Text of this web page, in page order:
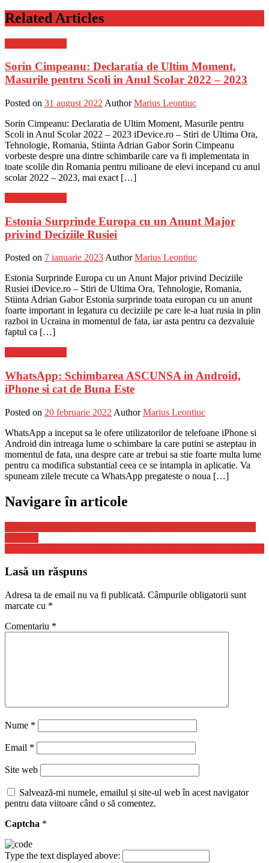
Related Articles
Sorin Cimpeanu: Declaratia de Ultim Moment,
Masurile pentru Scoli in Anul Scolar 2022 – 2023
Posted on 31 august 2022 Author Marius Leontiuc
Sorin Cimpeanu: Declaratia de Ultim Moment, Masurile pentru
Scoli in Anul Scolar 2022 – 2023 iDevice.ro – Stiri de Ultima Ora,
Tehnologie, Romania, Stiinta Adrian Gabor Sorin Cimpeanu
vorbeste despre una dintre schimbarile care va fi implementata in
toate scolile din Romania pentru milioane de elevi incepand cu anul
scolar 2022 – 2023, mai exact […]
Estonia Surprinde Europa cu un Anunt Major
privind Deciziile Rusiei
Posted on 7 ianuarie 2023Author Marius Leontiuc
Estonia Surprinde Europa cu un Anunt Major privind Deciziile
Rusiei iDevice.ro – Stiri de Ultima Ora, Tehnologie, Romania,
Stiinta Adrian Gabor Estonia surprinde toata europan cu un anunt
foarte important in legatura cu deciziile pe care le-a luat rusia in plin
razboi in Ucraina in momentul de fata, iar asta pentru ca dezvaluie
faptul ca […]
WhatsApp: Schimbarea ASCUNSA in Android,
iPhone si cat de Buna Este
Posted on 20 februarie 2022 Author Marius Leontiuc
WhatsApp a inceput sa le ofere utilizatorilor de telefoane iPhone si
Android din intreaga lume o schimbare la care putini se asteptau in
momentul de fata, una despre care ar trebui sa stie foarte multa lume
pentru ca modifica substantial ceea ce se intampla in aplicatie. Va
spuneam zilele trecute ca WhatsApp pregateste o noua […]
Navigare în articole
Lasă un răspuns
Adresa ta de email nu va fi publicată. Câmpurile obligatorii sunt
marcate cu *
Comentariu *
Nume *
Email *
Site web
Salvează-mi numele, emailul și site-ul web în acest navigator
pentru data viitoare când o să comentez.
Captcha *
Type the text displayed above: